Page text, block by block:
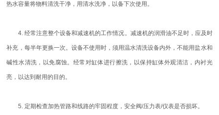
热水容量将物料清洗干净，用清水洗净，以备下次使用。
4. 经常注意整个设备和减速机的工作情况。减速机的润滑油不足时，应及时
补充，每半年更换一次。设备不使用时，须用温水清洗设备内外，不能用盐水和
碱性水清洗，以免腐蚀。经常对缸体进行擦洗，以保持缸体外观清洁，内衬光
亮，以达到耐用的目的。
5. 定期检查加热管路和线路的牢固程度，安全阀/压力表/仪表是否损坏。